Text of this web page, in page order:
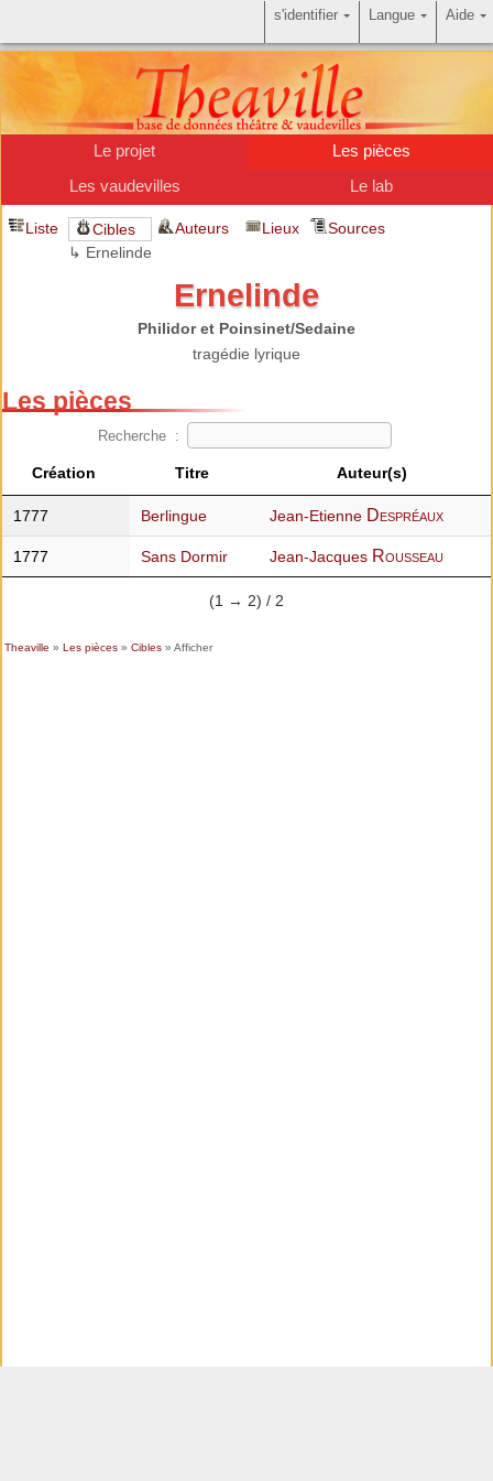
Le projet
Les pièces
Les vaudevilles
Le lab
Liste
Cibles
↳ Ernelinde
Auteurs Lieux Sources
Ernelinde
Philidor et Poinsinet/Sedaine
tragédie lyrique
Les pièces
Recherche :
Création Titre Auteur(s)
1777 Berlingue Jean-Etienne Despréaux
1777 Sans Dormir Jean-Jacques Rousseau
(1 → 2) / 2
Theaville » Les pièces» Cibles» Afficher
Aide
Langue
s'identifier